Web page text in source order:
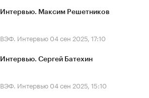
Интервью. Максим Решетников
ВЭФ. Интервью 04 сен 2025, 17:10
Интервью. Сергей Батехин
ВЭФ. Интервью 04 сен 2025, 15:10